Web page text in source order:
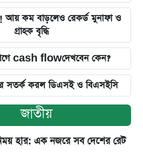
আয় কম বাড়লেও রেকর্ড মুনাফা ও
গ্রাহক বৃদ্ধি
cash flowদেখবেন কেন?
সতর্ক করল ডিএসই ও বিএসইসি
জাতীয়
হার: এক নজরে সব দেশের রেট